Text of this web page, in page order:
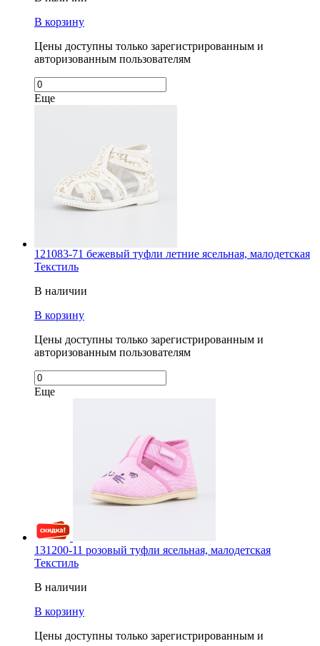
В корзину
Цены доступны только зарегистрированным и
авторизованным пользователям
Еще
121083-71 бежевый туфли летние ясельная, малодетская
Текстиль
В наличии
В корзину
Цены доступны только зарегистрированным и
авторизованным пользователям
Еще
131200-11 розовый туфли ясельная, малодетская
Текстиль
В наличии
В корзину
Цены доступны только зарегистрированным и